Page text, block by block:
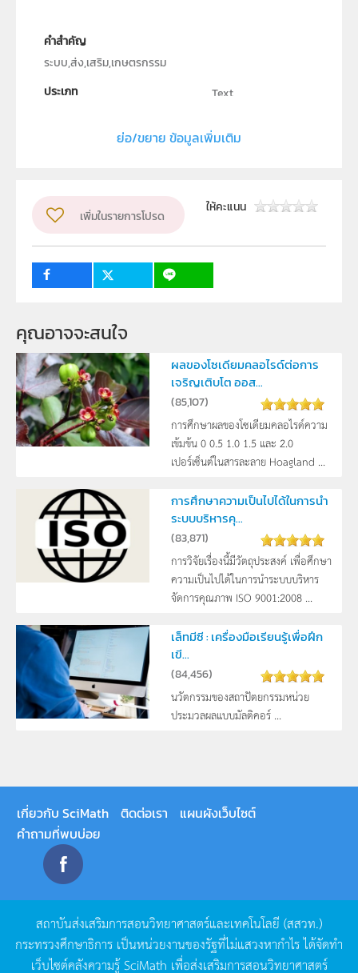
คำสำคัญ
ระบบ,ส่ง,เสริม,เกษตรกรรม
ประเภท
Text
ภาควิชาคณิตศาสตร์ สถิติและคอมพิวเตอร์ คณะ
พงษ์สวัสดิ์ สายกัน
ระดับชั้น
ครู, นักเรียน
ย่อ/ขยาย ข้อมูลเพิ่มเติม
เพิ่มในรายการโปรด
ให้คะแนน
คุณอาจจะสนใจ
ผลของโซเดียมคลอไรด์ต่อการ
เจริญเติบโต ออส...
(85,107)
การศึกษาผลของโซเดียมคลอไรด์ความ
เข้มข้น 0 0.5 1.0 1.5 และ 2.0
เปอร์เซ็นต์ในสารละลาย Hoagland ...
การศึกษาความเป็นไปได้ในการนำ
ระบบบริหารคุ...
(83,871)
การวิจัยเรื่องนี้มีวัตถุประสงค์ เพื่อศึกษา
ความเป็นไปได้ในการนำระบบบริหาร
จัดการคุณภาพ ISO 9001:2008 ...
เล็ทมีซี : เครื่องมือเรียนรู้เพื่อฝึก
เขี...
(84,456)
นวัตกรรมของสถาปัตยกรรมหน่วย
ประมวลผลแบบมัลติคอร์ ...
เกี่ยวกับ SciMath ติดต่อเรา
แผนผังเว็บไซต์
คำถามที่พบบ่อย
สถาบันส่งเสริมการสอนวิทยาศาสตร์และเทคโนโลยี (สสวท.)
กระทรวงศึกษาธิการ เป็นหน่วยงานของรัฐที่ไม่แสวงหากำไรได้จัดทำ
เว็บไซต์คลังความรู้SciMath เพื่อส่งเสริมการสอนวิทยาศาสตร์